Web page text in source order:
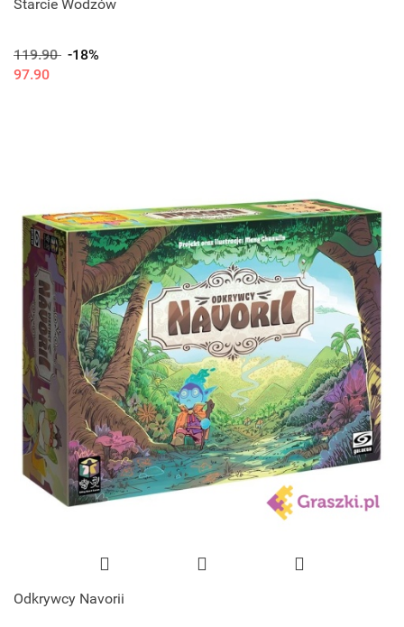
Starcie Wodzów
119.90 -18%
97.90
Odkrywcy Navorii